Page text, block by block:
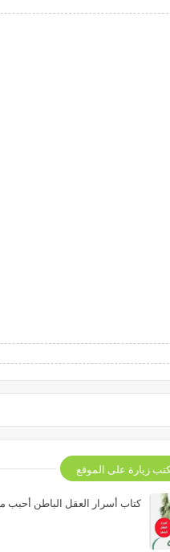
زيارة على الموقع
كتاب أسرار العقل الباطن